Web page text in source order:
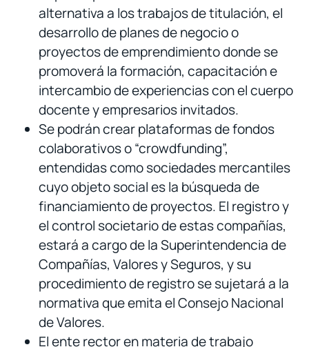
alternativa a los trabajos de titulación, el
desarrollo de planes de negocio o
proyectos de emprendimiento donde se
promoverá la formación, capacitación e
intercambio de experiencias con el cuerpo
docente y empresarios invitados.
Se podrán crear plataformas de fondos
colaborativos o “crowdfunding”,
entendidas como sociedades mercantiles
cuyo objeto social es la búsqueda de
financiamiento de proyectos. El registro y
el control societario de estas compañías,
estará a cargo de la Superintendencia de
Compañías, Valores y Seguros, y su
procedimiento de registro se sujetará a la
normativa que emita el Consejo Nacional
de Valores.
El ente rector en materia de trabajo